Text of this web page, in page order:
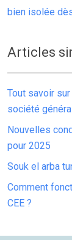
bien isolée
Articles
Tout savoir
société
Nouvelles
pour 2025
Souk el arba
Comment
CEE ?